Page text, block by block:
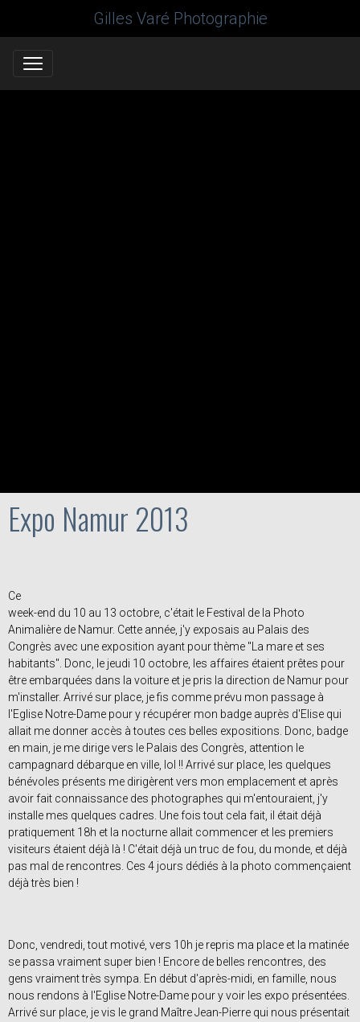
Gilles Varé Photographie
Expo Namur 2013
Ce
week-end du 10 au 13 octobre, c'était le Festival de la Photo
Animalière de Namur. Cette année, j'y exposais au Palais des
Congrès avec une exposition ayant pour thème "La mare et ses
habitants". Donc, le jeudi 10 octobre, les affaires étaient prêtes pour
être embarquées dans la voiture et je pris la direction de Namur pour
m'installer. Arrivé sur place, je fis comme prévu mon passage à
l'Eglise Notre-Dame pour y récupérer mon badge auprès d'Elise qui
allait me donner accès à toutes ces belles expositions. Donc, badge
en main, je me dirige vers le Palais des Congrès, attention le
campagnard débarque en ville, lol !! Arrivé sur place, les quelques
bénévoles présents me dirigèrent vers mon emplacement et après
avoir fait connaissance des photographes qui m'entouraient, j'y
installe mes quelques cadres. Une fois tout cela fait, il était déjà
pratiquement 18h et la nocturne allait commencer et les premiers
visiteurs étaient déjà là ! C'était déjà un truc de fou, du monde, et déjà
pas mal de rencontres. Ces 4 jours dédiés à la photo commençaient
déjà très bien !
Donc, vendredi, tout motivé, vers 10h je repris ma place et la matinée
se passa vraiment super bien ! Encore de belles rencontres, des
gens vraiment très sympa. En début d'après-midi, en famille, nous
nous rendons à l'Eglise Notre-Dame pour y voir les expo présentées.
Arrivé sur place, je vis le grand Maître Jean-Pierre qui nous présentait